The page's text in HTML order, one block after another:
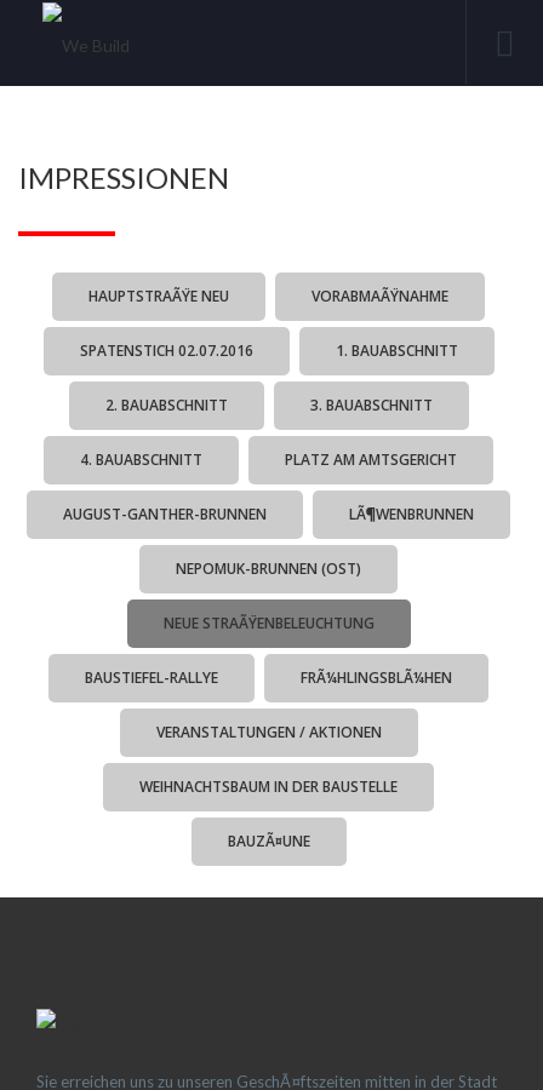
IMPRESSIONEN
HAUPTSTRAÃŸE NEU VORABMAÃŸNAHME
SPATENSTICH 02.07.2016 1. BAUABSCHNITT
2. BAUABSCHNITT 3. BAUABSCHNITT
4. BAUABSCHNITT PLATZ AM AMTSGERICHT
AUGUST-GANTHER-BRUNNEN LÃ¶WENBRUNNEN
NEPOMUK-BRUNNEN (OST)
NEUE STRAÃŸENBELEUCHTUNG
BAUSTIEFEL-RALLYE FRÃ¼HLINGSBLÃ¼HEN
VERANSTALTUNGEN / AKTIONEN
WEIHNACHTSBAUM IN DER BAUSTELLE
BAUZÃ¤UNE
Sie erreichen uns zu unseren GeschÃ¤ftszeiten mitten in der Stadt